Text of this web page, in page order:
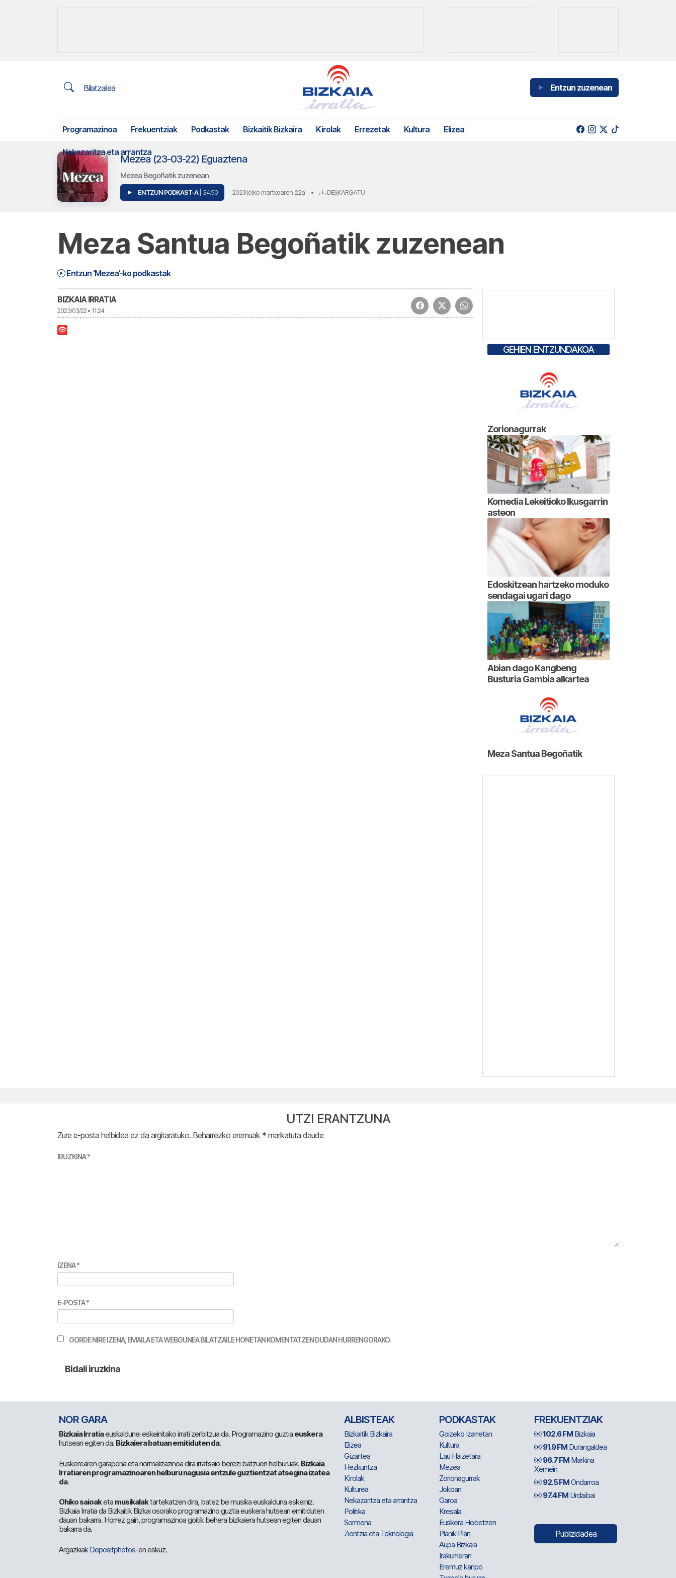
Bilatzailea Entzun zuzenean
Programazinoa Frekuentziak Podkastak Bizkaitik Bizkaira Kirolak Errezetak Kultura Elizea
Nekazaritza eta arrantza
Mezea (23-03-22) Eguaztena
Mezea Begoñatik zuzenean
ENTZUN PODKAST-A | 34:50 2023(e)ko martxoaren 22a • DESKARGATU
Meza Santua Begoñatik zuzenean
Entzun ‘Mezea’-ko podkastak
34:50 Mezea (23-03-22) Eguaztena | Mezea
BIZKAIA IRRATIA
2023/03/22 • 11:24
GEHIEN ENTZUNDAKOA
Zorionagurrak
Komedia Lekeitioko Ikusgarrin
asteon
Edoskitzean hartzeko moduko
sendagai ugari dago
Abian dago Kangbeng
Busturia Gambia alkartea
Meza Santua Begoñatik
UTZI ERANTZUNA
Zure e-posta helbidea ez da argitaratuko. Beharrezko eremuak * markatuta daude
IRUZKINA*
IZENA*
E-POSTA*
GORDE NIRE IZENA, EMAILA ETA WEBGUNEA BILATZAILE HONETAN KOMENTATZEN DUDAN HURRENGORAKO.
NOR GARA
Bizkaia Irratiaeuskaldunei eskeinitako irrati zerbitzua da. Programazino guztia euskera
hutsean egiten da. Bizkaiera batuan emitiduten da.
Euskerearen garapena eta normalizazinoa dira irratsaio berezi batzuen helburuak. Bizkaia
Irratiaren programazinoaren helburu nagusia entzule guztientzat atsegina izatea
da.
Ohiko saioaketa musikalaktartekatzen dira, batez be musika euskalduna eskeiniz.
Bizkaia Irratia da Bizkaitik Bizkai osorako programazino guztia euskera hutsean emitiduten
dauan bakarra. Horrez gain, programazinoa goitik behera bizkaiera hutsean egiten dauan
bakarra da.
ArgazkiakDepositphotos-en eskuz.
ALBISTEAK
Bizkaitik Bizkaira
Elizea
Gizartea
Hezkuntza
Kirolak
Kulturea
Nekazaritza eta arrantza
Politika
Sormena
Zientzia eta Teknologia
PODKASTAK
Goizeko Izarretan
Kultura
Lau Haizetara
Mezea
Zorionagurrak
Jokoan
Garoa
Kresala
Euskera Hobetzen
Planik Plan
Aupa Bizkaia
Irakurrieran
Eremuz kanpo
FREKUENTZIAK
102.6 FM Bizkaia
91.9 FM Durangaldea
96.7 FM Markina
Xemein
92.5 FMOndarroa
97.4 FM Urdaibai
Publizidadea